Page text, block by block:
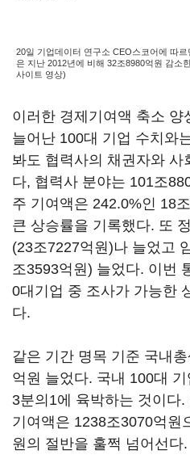
20일 기업데이터 연구소 CEO스코어에 따
은 지난 2012년에 비해 32조8980억원 감소
사이트 영상)
이러한 경제기여액 축소 양
늘어난 100대 기업 수치와
봐도 협력사의 채권자와 사
다, 협력사 분야는 101조
주 기여액은 242.0%인 18
큰 상승률을 기록했다. 또
(23조7227억원)나 늘었고
조3593억원) 늘었다. 이번
0대기업 중 조사가 가능한
다.
같은 기간 명목 기준 국내
억원 늘었다. 국내 100대
3분의1에 육박하는 것이다.
기여액은 1238조3070억원
원의 절반을 훌쩍 넘어선다.